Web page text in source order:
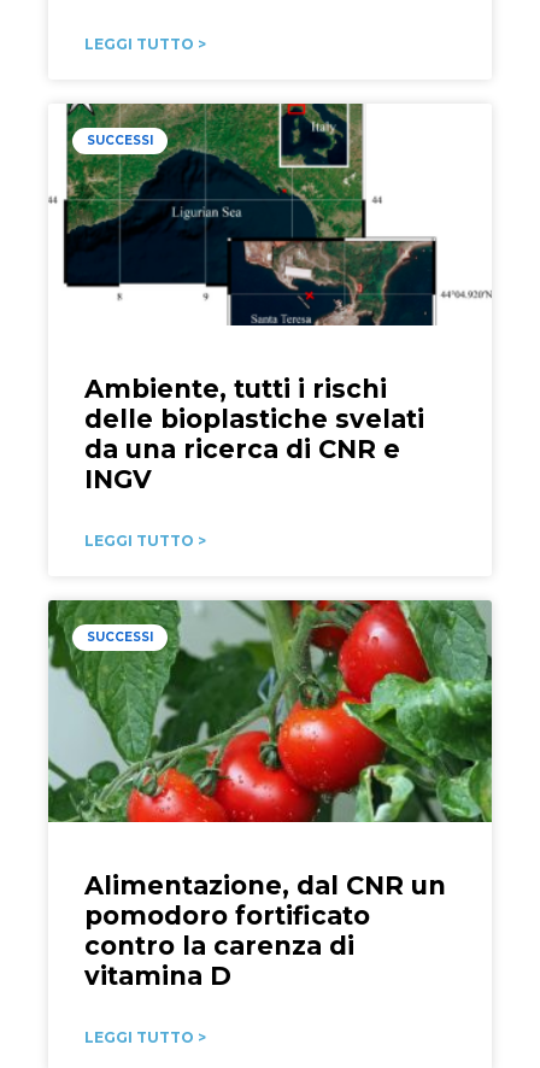
LEGGI TUTTO >
SUCCESSI
Ambiente, tutti i rischi
delle bioplastiche svelati
da una ricerca di CNR e
INGV
LEGGI TUTTO >
SUCCESSI
Alimentazione, dal CNR un
pomodoro fortificato
contro la carenza di
vitamina D
LEGGI TUTTO >